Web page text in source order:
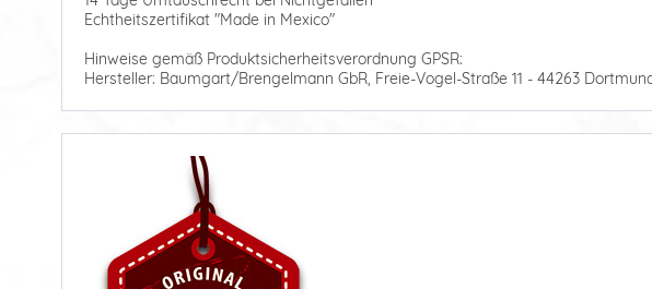
Echtheitszertifikat "Made in Mexico"
Hinweise gemäß Produktsicherheitsverordnung GPSR:
Hersteller: Baumgart/Brengelmann GbR, Freie-Vogel-Straße 11 - 44263